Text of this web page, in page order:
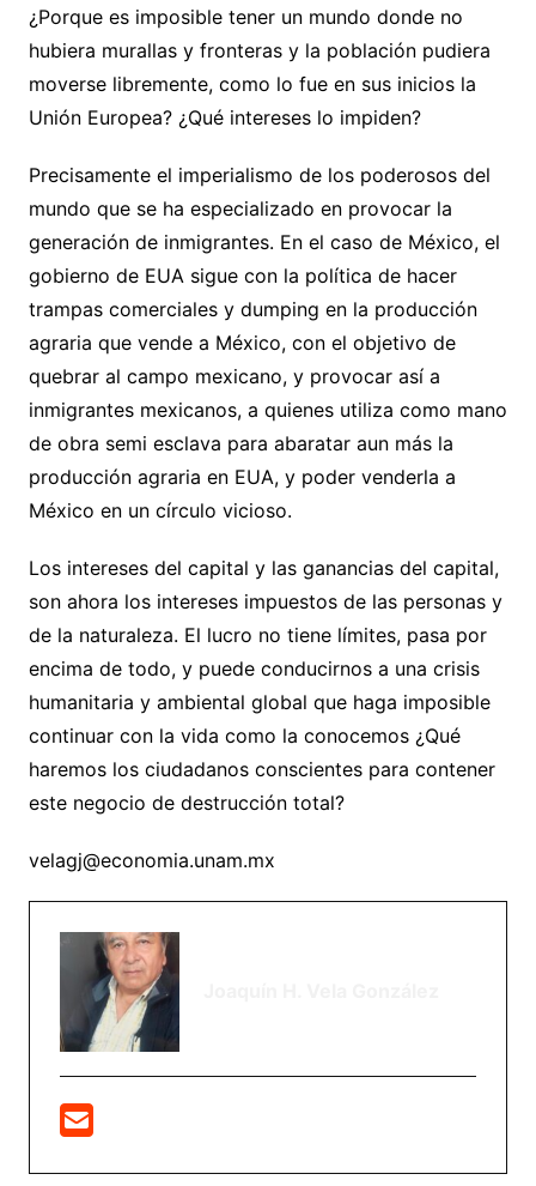
¿Porque es imposible tener un mundo donde no
hubiera murallas y fronteras y la población pudiera
moverse libremente, como lo fue en sus inicios la
Unión Europea? ¿Qué intereses lo impiden?
Precisamente el imperialismo de los poderosos del
mundo que se ha especializado en provocar la
generación de inmigrantes. En el caso de México, el
gobierno de EUA sigue con la política de hacer
trampas comerciales y dumping en la producción
agraria que vende a México, con el objetivo de
quebrar al campo mexicano, y provocar así a
inmigrantes mexicanos, a quienes utiliza como mano
de obra semi esclava para abaratar aun más la
producción agraria en EUA, y poder venderla a
México en un círculo vicioso.
Los intereses del capital y las ganancias del capital,
son ahora los intereses impuestos de las personas y
de la naturaleza. El lucro no tiene límites, pasa por
encima de todo, y puede conducirnos a una crisis
humanitaria y ambiental global que haga imposible
continuar con la vida como la conocemos ¿Qué
haremos los ciudadanos conscientes para contener
este negocio de destrucción total?
velagj@economia.unam.mx